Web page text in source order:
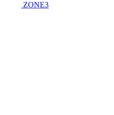
ZONE3